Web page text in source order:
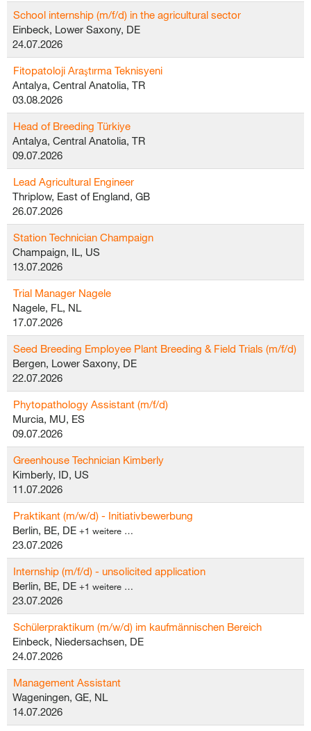
School internship (m/f/d) in the agricultural sector
Einbeck, Lower Saxony, DE
24.07.2026
Fitopatoloji Araştırma Teknisyeni
Antalya, Central Anatolia, TR
03.08.2026
Head of Breeding Türkiye
Antalya, Central Anatolia, TR
09.07.2026
Lead Agricultural Engineer
Thriplow, East of England, GB
26.07.2026
Station Technician Champaign
Champaign, IL, US
13.07.2026
Trial Manager Nagele
Nagele, FL, NL
17.07.2026
Seed Breeding Employee Plant Breeding & Field Trials (m/f/d)
Bergen, Lower Saxony, DE
22.07.2026
Phytopathology Assistant (m/f/d)
Murcia, MU, ES
09.07.2026
Greenhouse Technician Kimberly
Kimberly, ID, US
11.07.2026
Praktikant (m/w/d) - Initiativbewerbung
Berlin, BE, DE +1 weitere …
23.07.2026
Internship (m/f/d) - unsolicited application
Berlin, BE, DE +1 weitere …
23.07.2026
Schülerpraktikum (m/w/d) im kaufmännischen Bereich
Einbeck, Niedersachsen, DE
24.07.2026
Management Assistant
Wageningen, GE, NL
14.07.2026